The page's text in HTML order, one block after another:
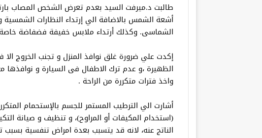
طالبت د.ميرفت السيد بعدم تعرض الشخص المصاب
أشعة الشمس بالاضافة الي إرتداء النظارات الشمسية
الشماسى. وكذلك أرتداء ملابس خفيفة فضفاضة خاصة
إكدت علي ضرورة غلق نوافذ المنزل و تجنب الخروج
الظهيرة ،و عدم ترك الاطفال فى السيارة و نوافذها
واخذ فترات متكررة من الراحة .
أشارت الي الترطيب المستمر للجسم بالإستحمام
(استخدام المكيفات أو المراوح)، و تنظيف و صيانة
الناتج عنه، لانه قد يتسبب بعدة امراض تنفسية بسبب